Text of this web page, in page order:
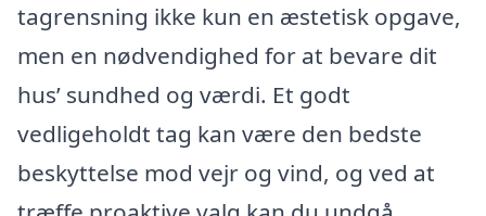
tagrensning ikke kun en æstetisk opgave,
men en nødvendighed for at bevare dit
hus’ sundhed og værdi. Et godt
vedligeholdt tag kan være den bedste
beskyttelse mod vejr og vind, og ved at